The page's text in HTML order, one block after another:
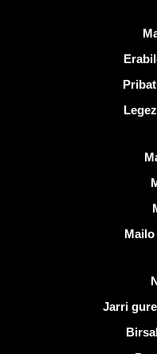
Informazio gehiago
Jarri